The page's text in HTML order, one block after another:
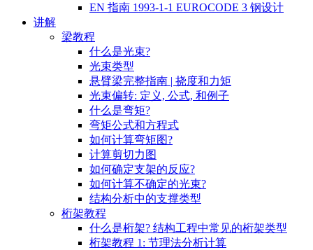
EN 指南 1993-1-1 EUROCODE 3 钢设计
讲解
梁教程
什么是光束?
光束类型
悬臂梁完整指南 | 挠度和力矩
光束偏转: 定义, 公式, 和例子
什么是弯矩?
弯矩公式和方程式
如何计算弯矩图?
计算剪切力图
如何确定支架的反应?
如何计算不确定的光束?
结构分析中的支撑类型
桁架教程
什么是桁架? 结构工程中常见的桁架类型
桁架教程 1: 节理法分析计算